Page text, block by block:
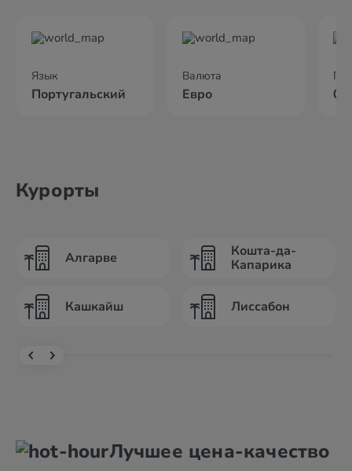
Язык
Португальский
Валюта
Евро
Курорты
Алгарве
Кашкайш
Кошта-да-
Капарика
Лиссабон
Лучшее цена-качество